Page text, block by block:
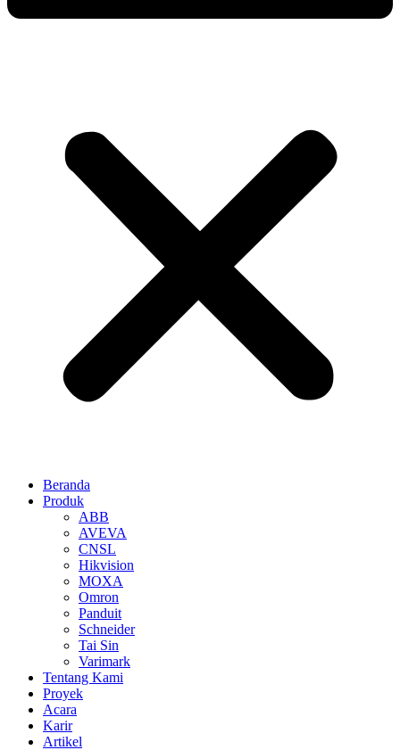
Beranda
Produk
ABB
AVEVA
CNSL
Hikvision
MOXA
Omron
Panduit
Schneider
Tai Sin
Varimark
Tentang Kami
Proyek
Acara
Karir
Artikel